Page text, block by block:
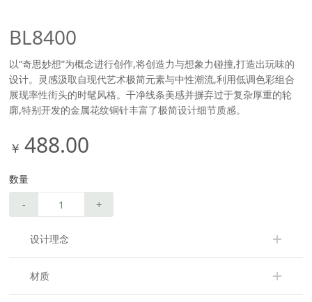
BL8400
以“奇思妙想”为概念进行创作,将创造力与想象力碰撞,打造出玩味的
设计。灵感汲取自现代艺术极简元素与中性潮流,利用低调色彩组合
展现率性街头的时髦风格。干净线条美感并摒弃过于复杂厚重的轮
廓,特别开发的金属花纹铜针丰富了极简设计细节质感。
￥ 488.00
数量
- +
设计理念
材质